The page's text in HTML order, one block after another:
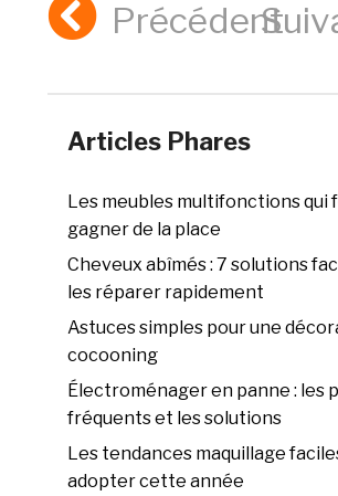
Précédent
Articles Phares
Les meubles multifonctions qui
gagner de la place
Cheveux abîmés : 7 solutions
les réparer rapidement
Astuces simples pour une
cocooning
Électroménager en panne : les
fréquents et les solutions
Les tendances maquillage
adopter cette année